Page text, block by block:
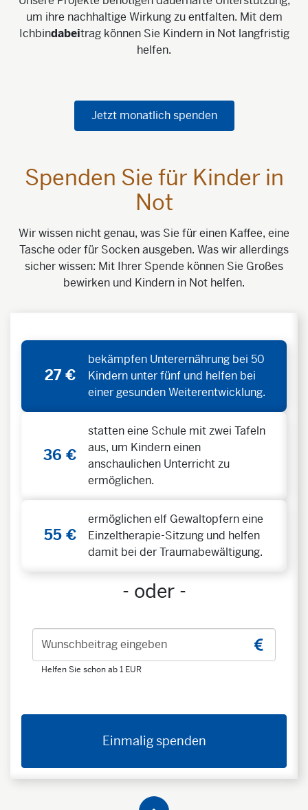
um ihre nachhaltige Wirkung zu entfalten. Mit dem
Ichbindabeitrag können Sie Kindern in Not langfristig
helfen.
Jetzt monatlich spenden
Spenden Sie für Kinder in
Not
Wir wissen nicht genau, was Sie für einen Kaffee, eine
Tasche oder für Socken ausgeben. Was wir allerdings
sicher wissen: Mit Ihrer Spende können Sie Großes
bewirken und Kindern in Not helfen.
27 €
bekämpfen Unterernährung bei 50
Kindern unter fünf und helfen bei
einer gesunden Weiterentwicklung.
36 €
statten eine Schule mit zwei Tafeln
aus, um Kindern einen
anschaulichen Unterricht zu
ermöglichen.
55 €
ermöglichen elf Gewaltopfern eine
Einzeltherapie-Sitzung und helfen
damit bei der Traumabewältigung.
- oder -
Wunschbeitrag eingeben
Helfen Sie schon ab 1 EUR
Einmalig spenden